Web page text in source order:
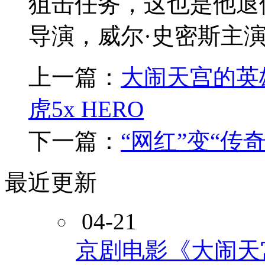
导演，威尔·史密斯主
上一篇： 大闹天宫的
虎5x HERO
下一篇： “网红”变“传
最近更新
04-21
京剧电影《大闹